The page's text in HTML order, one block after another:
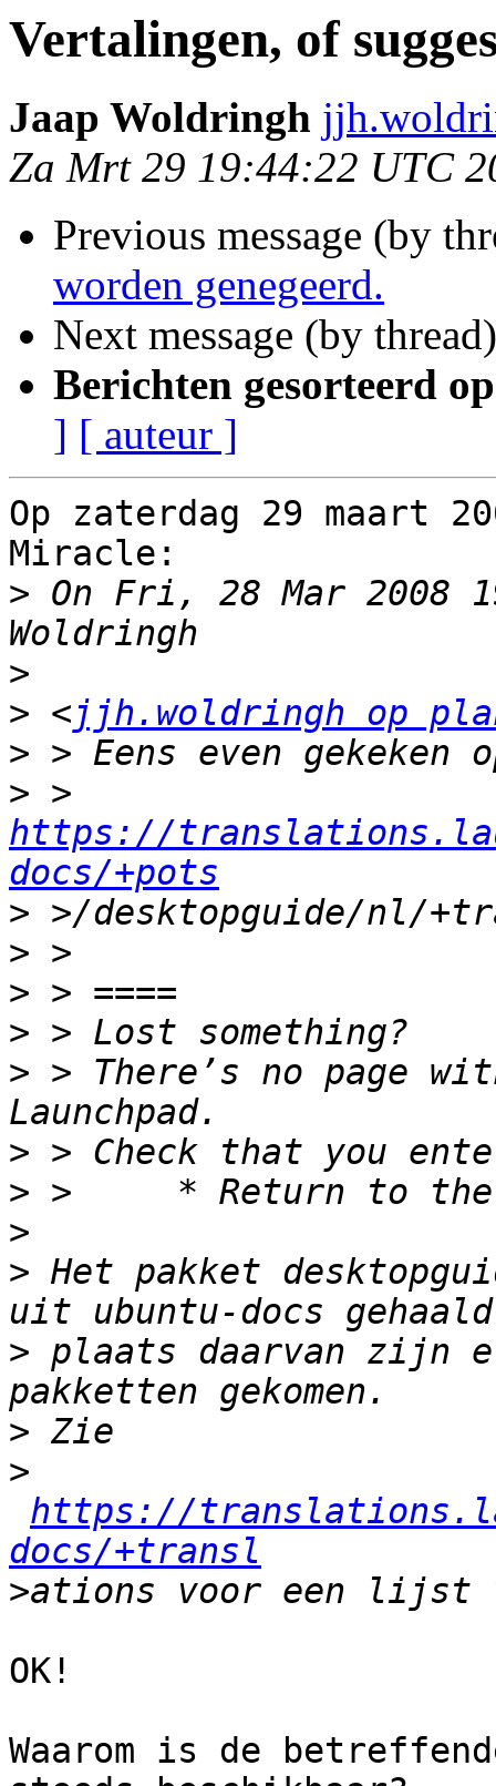
Vertalingen, of
Jaap Woldringh
Za Mrt 29 19:44:22 UTC
Previous message (by
worden genegeerd.
Next message (by
Berichten gesorteerd
] [ auteur ]
Op zaterdag 29 maart
Miracle:
> On Fri, 28 Mar 2008
>
> <jjh.woldringh op
>
>
https://
docs/+pots
>
>
>
>
> > There’s no page
>
>
>
> Het pakket
> plaats daarvan zijn
>
>
https://
docs/+transl
>
OK!
Waarom is de